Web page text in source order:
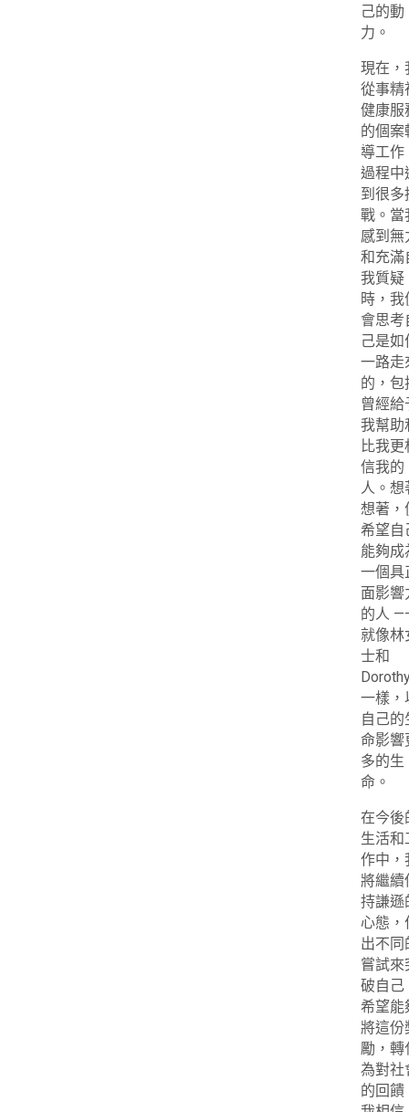
己的動
力。
現在，
從事精
健康服
的個案
導工作
過程中
到很多
戰。當
感到無
和充滿
我質疑
時，我
會思考
己是如
一路走
的，包
曾經給
我幫助
比我更
信我的
人。想
想著，
希望自
能夠成
一個具
面影響
的人
就像林
士和
一樣，
自己的
命影響
多的生
命。
在今後
生活和
作中，
將繼續
持謙遜
心態，
出不同
嘗試來
破自己
希望能
將這份
勵，轉
為對社
的回饋